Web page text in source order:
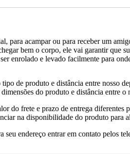
para acampar ou para receber um
bem o corpo, ele vai garantir que
enrolado e levado facilmente para
de produto e distância entre nosso
do produto e distância entre
do frete e prazo de entrega
na disponibilidade do produto para
seu endereço entrar em contato pelos